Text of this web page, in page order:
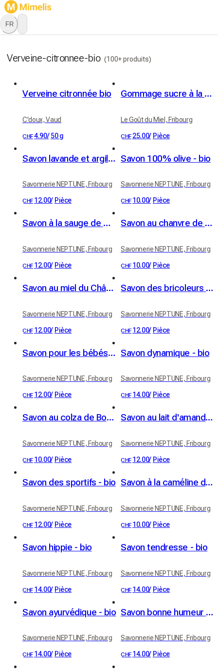
FR
Verveine-citronnee-bio (100+ produits)
Verveine citronnée bio
C'doux, Vaud
CHF4.90/ 50 g
Gommage sucre à la verveine et beurre de karité BIO
Le Goût du Miel, Fribourg
CHF 25.00/ Pièce
Savon lavande et argile blanche - bio
Savonnerie NEPTUNE, Fribourg
CHF 12.00/ Pièce
Savon 100% olive - bio
Savonnerie NEPTUNE, Fribourg
CHF 10.00/ Pièce
Savon à la sauge de Coinsins - bio
Savonnerie NEPTUNE, Fribourg
CHF 12.00/ Pièce
Savon au chanvre de Dizy - bio
Savonnerie NEPTUNE, Fribourg
CHF 10.00/ Pièce
Savon au miel du Château - bio
Savonnerie NEPTUNE, Fribourg
CHF 12.00/ Pièce
Savon des bricoleurs - bio
Savonnerie NEPTUNE, Fribourg
CHF 12.00/ Pièce
Savon pour les bébés - bio
Savonnerie NEPTUNE, Fribourg
CHF 12.00/ Pièce
Savon dynamique - bio
Savonnerie NEPTUNE, Fribourg
CHF 14.00/ Pièce
Savon au colza de Boussens - bio
Savonnerie NEPTUNE, Fribourg
CHF 10.00/ Pièce
Savon au lait d'amande - bio
Savonnerie NEPTUNE, Fribourg
CHF 12.00/ Pièce
Savon des sportifs - bio
Savonnerie NEPTUNE, Fribourg
CHF 12.00/ Pièce
Savon à la caméline de Villarlod - bio
Savonnerie NEPTUNE, Fribourg
CHF 10.00/ Pièce
Savon hippie - bio
Savonnerie NEPTUNE, Fribourg
CHF 14.00/ Pièce
Savon tendresse - bio
Savonnerie NEPTUNE, Fribourg
CHF 14.00/ Pièce
Savon ayurvédique - bio
Savonnerie NEPTUNE, Fribourg
CHF 14.00/ Pièce
Savon bonne humeur - bio
Savonnerie NEPTUNE, Fribourg
CHF 14.00/ Pièce